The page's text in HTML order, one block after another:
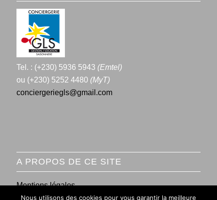
Tel. : (+230) 5936 5943 (Emtel)
ou (+230) 5252 4480 (MyT)
conciergeriegls@gmail.com
A PROPOS DE CE SITE
Mentions légales
Nous utilisons des cookies pour vous garantir la meilleure